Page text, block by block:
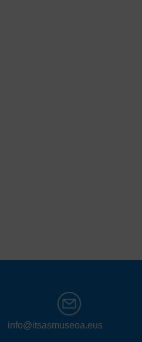
info@itsasmuseoa.eus